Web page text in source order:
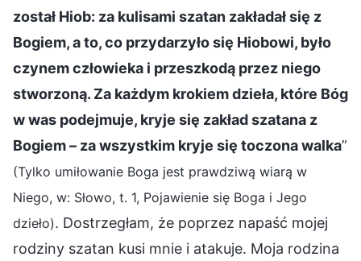
został Hiob: za kulisami szatan zakładał się z
Bogiem, a to, co przydarzyło się Hiobowi, było
czynem człowieka i przeszkodą przez niego
stworzoną. Za każdym krokiem dzieła, które Bóg
w was podejmuje, kryje się zakład szatana z
Bogiem – za wszystkim kryje się toczona walka”
(Tylko umiłowanie Boga jest prawdziwą wiarą w
Niego, w: Słowo, t. 1, Pojawienie się Boga i Jego
dzieło). Dostrzegłam, że poprzez napaść mojej
rodziny szatan kusi mnie i atakuje. Moja rodzina